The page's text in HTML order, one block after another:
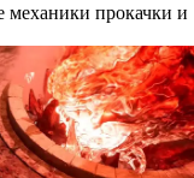
прокачки и